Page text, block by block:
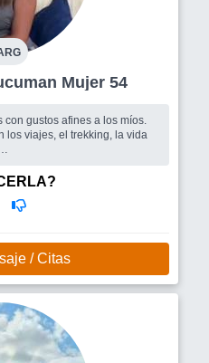
San Miguel de Tucuman Mujer 54
con gustos afines a los míos.
la vida
logré estando sola
/ Citas